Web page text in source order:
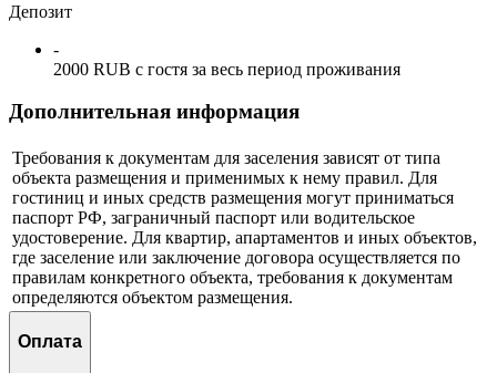
Депозит
-
2000 RUB с гостя за весь период проживания
Дополнительная информация
Требования к документам для заселения зависят от типа
объекта размещения и применимых к нему правил. Для
гостиниц и иных средств размещения могут приниматься
паспорт РФ, заграничный паспорт или водительское
удостоверение. Для квартир, апартаментов и иных объектов,
где заселение или заключение договора осуществляется по
правилам конкретного объекта, требования к документам
определяются объектом размещения.
Оплата